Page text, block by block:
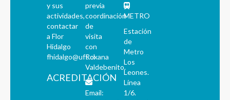
y sus
actividades,
contactar
a Flor
Hidalgo
fhidalgo@uft.cl
ACREDITACIÓN
previa
coordinación
de
visita
con
Roxana
Valdebenito.
Email:
METRO
Estación
de
Metro
Los
Leones.
Línea
1/6.